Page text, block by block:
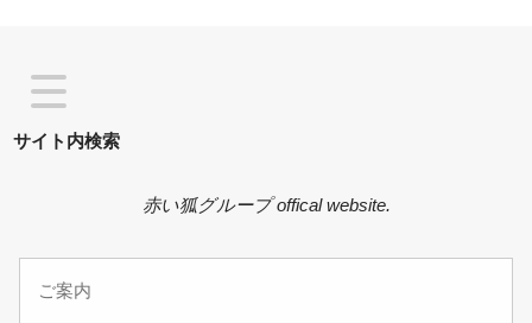
サイト内検索
赤い狐グループ offical website.
ご案内